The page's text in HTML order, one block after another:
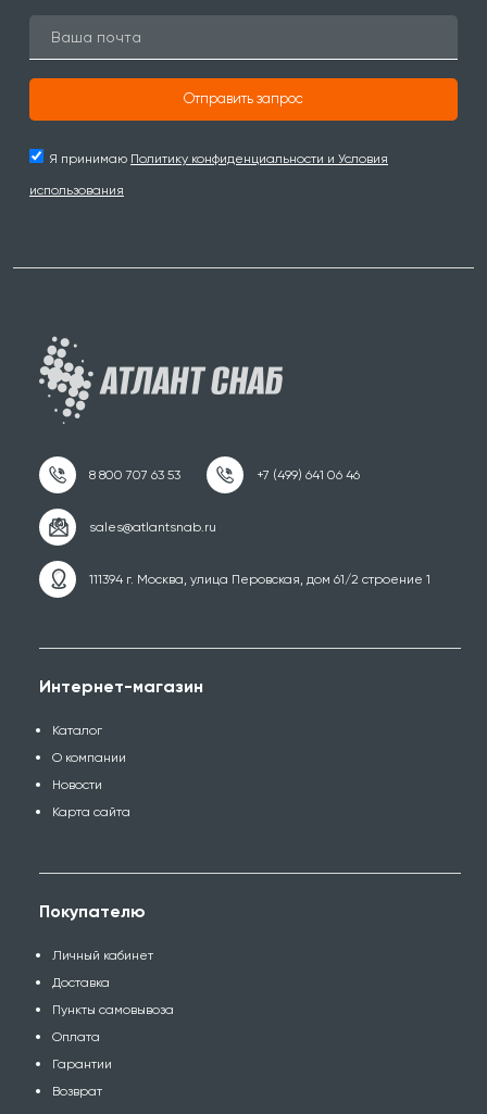
Отправить запрос
Я принимаю Политику конфиденциальности и Условия
использования
111394 г. Москва, улица Перовская, дом 61/2 строение 1
Интернет-магазин
Каталог
О компании
Новости
Карта сайта
Покупателю
Личный кабинет
Доставка
Пункты самовывоза
Оплата
Гарантии
Возврат